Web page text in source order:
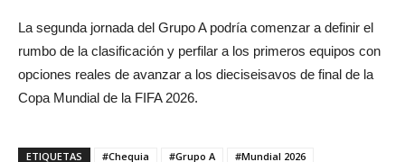
La segunda jornada del Grupo A podría comenzar a definir el
rumbo de la clasificación y perfilar a los primeros equipos con
opciones reales de avanzar a los dieciseisavos de final de la
Copa Mundial de la FIFA 2026.
ETIQUETAS #Chequia #Grupo A #Mundial 2026